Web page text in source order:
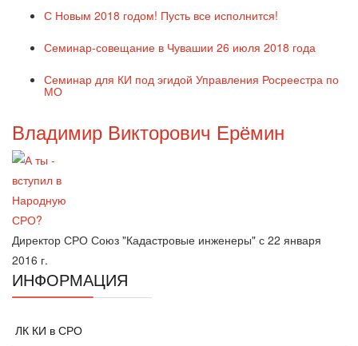
С Новым 2018 годом! Пусть все исполнится!
Семинар-совещание в Чувашии 26 июля 2018 года
Семинар для КИ под эгидой Управления Росреестра по
МО
Владимир Викторович Ерёмин
Директор СРО Союз "Кадастровые инженеры" с 22 января
2016 г.
ИНФОРМАЦИЯ
ЛК КИ в СРО